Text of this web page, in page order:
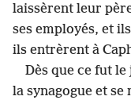
laissèrent leur
ses employés, et
ils entrèrent à
Dès que ce fut
la synagogue et se